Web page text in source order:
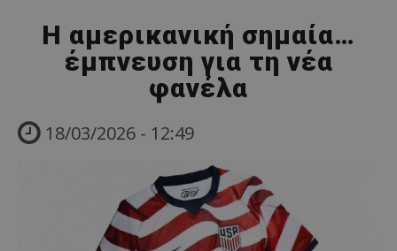
H αμερικανική σημαία…
έμπνευση για τη νέα
φανέλα
18/03/2026 - 12:49